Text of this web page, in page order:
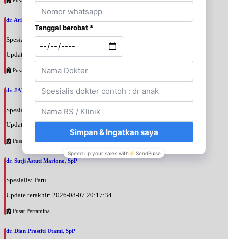
dr. Arini Purwono, SpP
Spesialis: Paru
Update terakhir: 2026-08-07 20:25:58
Pusat Pertamina
dr. JANUAR HABIBI, SpP
Spesialis: Paru
Update terakhir: 2026-08-07 20:23:50
Pusat Pertamina
dr. Sutji Astuti Mariono, SpP
Spesialis: Paru
Update terakhir: 2026-08-07 20:17:34
Pusat Pertamina
dr. Dian Prastiti Utami, SpP